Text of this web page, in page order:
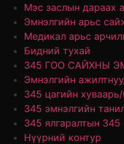
Мэс заслын дараах
Эмнэлгийн арьс
Медикал арьс
Бидний тухай
345 ГОО САЙХНЫ
Эмнэлгийн
345 цагийн
345 эмнэлгийн
345 ялгаралтын 345
Нүүрний контур